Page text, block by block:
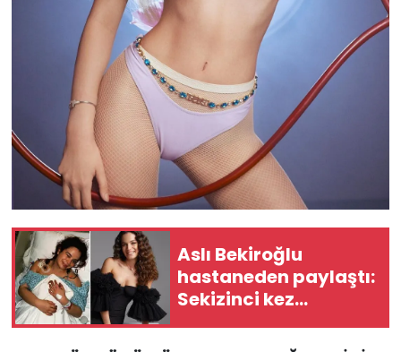
Aslı Bekiroğlu
hastaneden paylaştı:
Sekizinci kez
ameliyat olacak